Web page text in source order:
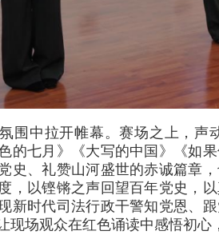
围中拉开帷幕。赛场之上，
的七月》《大写的中国》《如
史、礼赞山河盛世的赤诚篇章
，以铿锵之声回望百年党史，
新时代司法行政干警知党恩、
现场观众在红色诵读中感悟初心